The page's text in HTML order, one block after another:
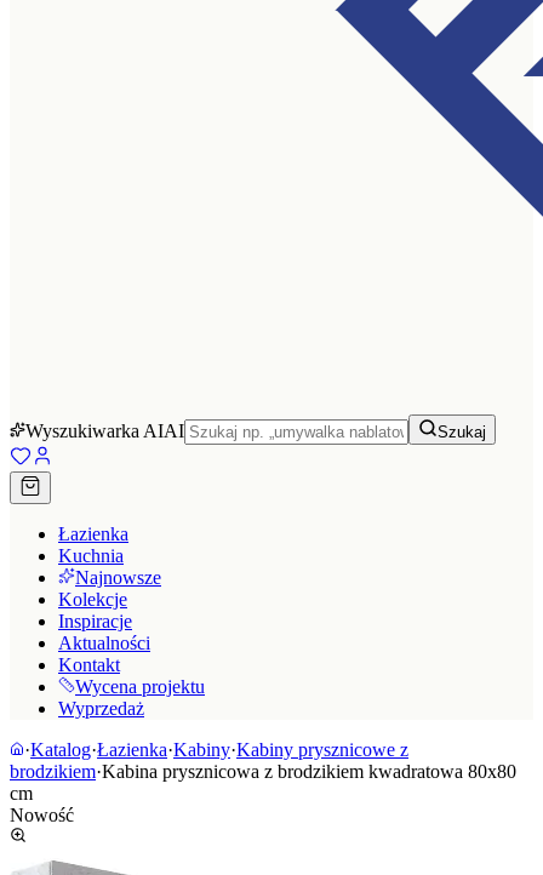
Wyszukiwarka AIAI Szukaj
Łazienka
Kuchnia
Najnowsze
Kolekcje
Inspiracje
Aktualności
Kontakt
Wycena projektu
Wyprzedaż
·Katalog·Łazienka·Kabiny·Kabiny prysznicowe z
brodzikiem·Kabina prysznicowa z brodzikiem kwadratowa 80x80
cm
Nowość